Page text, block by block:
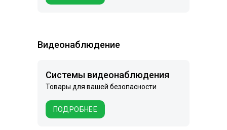
Системы видеонаблюдения
Товары для вашей безопасности
ПОДРОБНЕЕ
Видеонаблюдение